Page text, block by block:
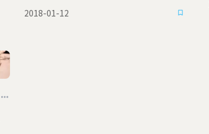
2018-01-12